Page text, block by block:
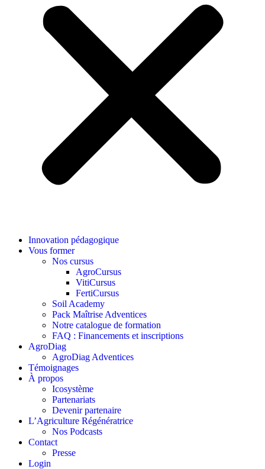
Innovation pédagogique
Vous former
Nos cursus
AgroCursus
VitiCursus
FertiCursus
Soil Academy
Pack Maîtrise Adventices
Notre catalogue de formation
FAQ : Financements et inscriptions
AgroDiag
AgroDiag Adventices
Témoignages
À propos
Icosystème
Partenariats
Devenir partenaire
L’Agriculture Régénératrice
Nos Podcasts
Contact
Presse
Login